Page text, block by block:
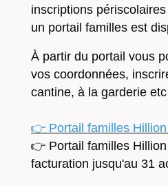
inscriptions
un portail familles est
À partir du portail vous
vos coordonnées,
cantine, à la garderie
👉 Portail familles
👉 Portail familles
facturation jusqu'au 31